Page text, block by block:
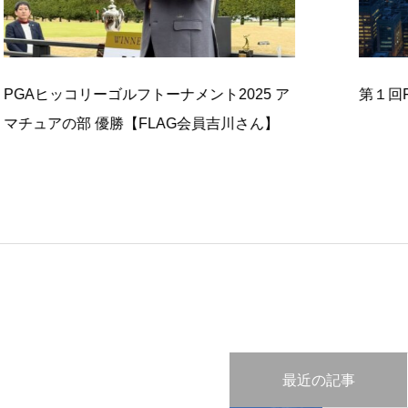
リーゴルフトーナメント2025 ア
部 優勝【FLAG会員吉川さん】
第１回FLAGミ
最近の記事